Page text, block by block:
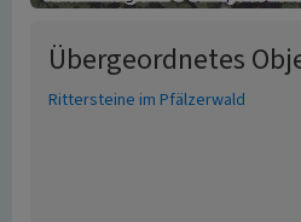
Übergeordnetes
Rittersteine im Pfälzerwald